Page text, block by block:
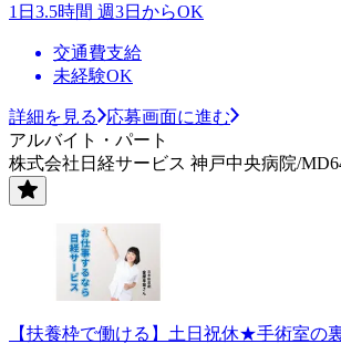
1日3.5時間 週3日からOK
交通費支給
未経験OK
詳細を見る
応募画面に進む
アルバイト・パート
株式会社日経サービス 神戸中央病院/
【扶養枠で働ける】土日祝休★手術室の